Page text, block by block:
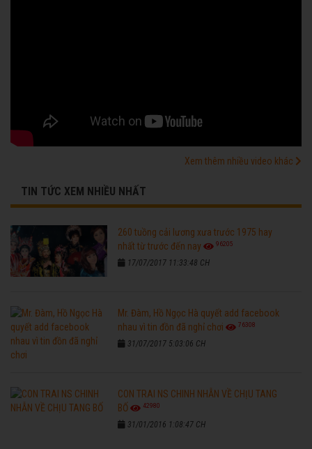
Xem thêm nhiều video khác
TIN TỨC XEM NHIỀU NHẤT
260 tuồng cải lương xưa trước 1975 hay
nhất từ trước đến nay
96205
17/07/2017 11:33:48 CH
Mr. Đàm, Hồ Ngọc Hà quyết add facebook
nhau vì tin đồn đã nghỉ chơi
76308
31/07/2017 5:03:06 CH
CON TRAI NS CHINH NHẪN VỀ CHỊU TANG
BỐ
42980
31/01/2016 1:08:47 CH